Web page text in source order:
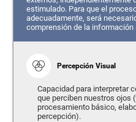
estimulado. Para que el
adecuadamente, será
comprensión de la información
Percepción Visual
Capacidad para interpretar
que perciben nuestros ojos
procesamiento básico,
percepción).